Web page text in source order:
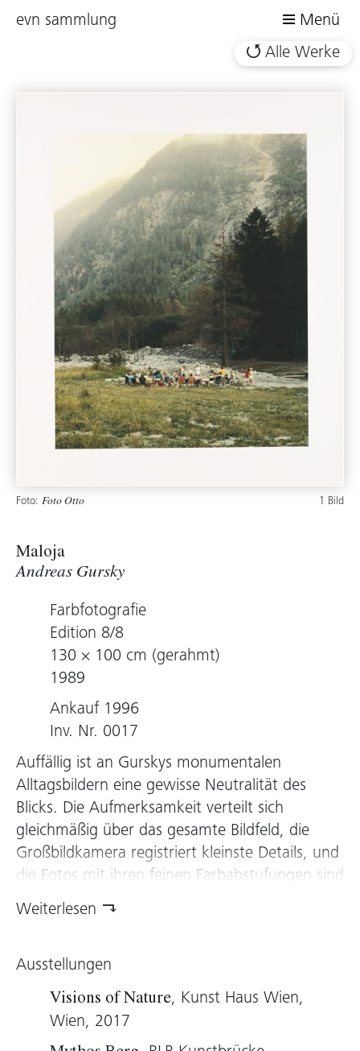
evn sammlung
Menü
Alle Werke
Foto: Foto Otto 1 Bild
Maloja
Andreas Gursky
Farbfotografie
Edition 8/8
130 × 100 cm (gerahmt)
1989
Ankauf 1996
Inv. Nr. 0017
Auffällig ist an Gurskys monumentalen
Alltagsbildern eine gewisse Neutralität des
Blicks. Die Aufmerksamkeit verteilt sich
gleichmäßig über das gesamte Bildfeld, die
Großbildkamera registriert kleinste Details, und
die Fotos mit ihren feinen Farbabstufungen sind
überreich an Information. Zugleich scheinen sie
„unbestimmbaren Mischung von Metaphysik
und Ironie“.
Ein Gefühl von Weite und Übersicht stellt sich
ein, aber es fehlt die übliche Hierarchie
Weiterlesen
Ausstellungen
Visions of Nature, Kunst Haus Wien,
Wien, 2017